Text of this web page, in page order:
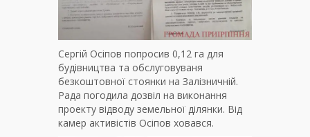
Сергій Осіпов попросив 0,12 га для
будівництва та обслуговуваня
безкоштовної стоянки на Залізничній.
Рада погодила дозвіл на виконання
проекту відводу земельної ділянки. Від
камер активістів Осіпов ховався.